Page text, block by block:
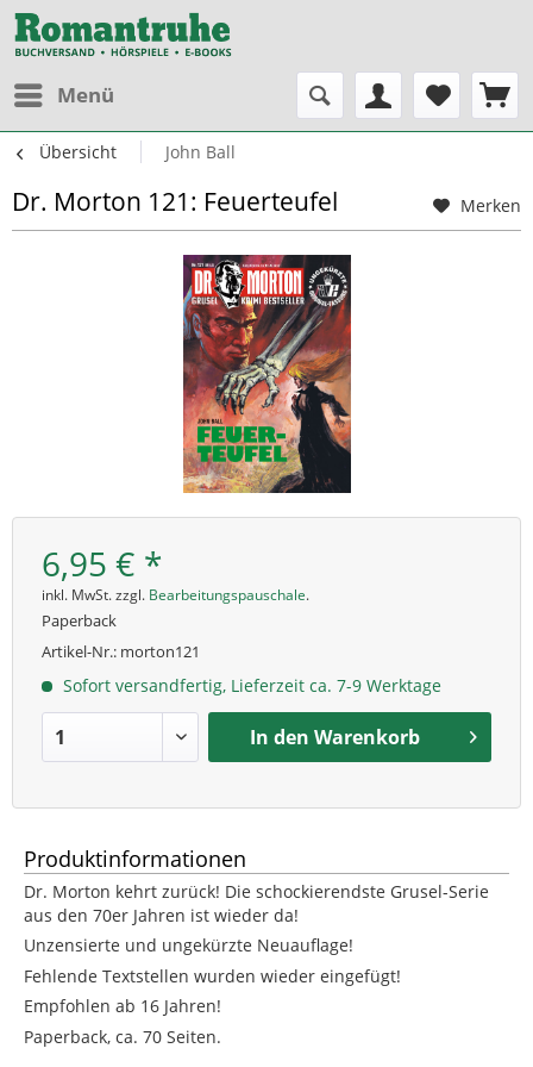
Menü
Übersicht John Ball
Merken
Dr. Morton 121: Feuerteufel
6,95 € *
inkl. MwSt. zzgl. Bearbeitungspauschale.
Paperback
Artikel-Nr.: morton121
Sofort versandfertig, Lieferzeit ca. 7-9 Werktage
In den Warenkorb
Produktinformationen
Dr. Morton kehrt zurück! Die schockierendste Grusel-Serie
aus den 70er Jahren ist wieder da!
Unzensierte und ungekürzte Neuauflage!
Fehlende Textstellen wurden wieder eingefügt!
Empfohlen ab 16 Jahren!
Paperback, ca. 70 Seiten.